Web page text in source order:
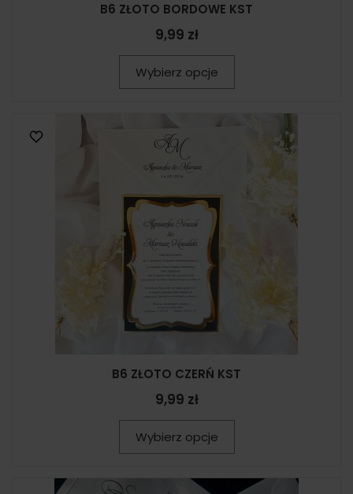
B6 ZŁOTO BORDOWE KST
9,99 zł
Wybierz opcje
B6 ZŁOTO CZERŃ KST
9,99 zł
Wybierz opcje